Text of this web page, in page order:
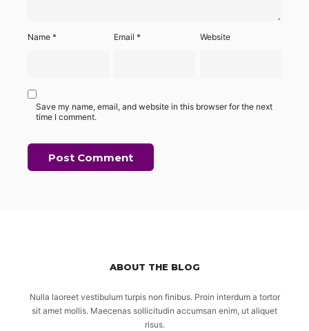
Name * Email* Website
Save my name, email, and website in this browser for the next
time I comment.
ABOUT THE BLOG
Nulla laoreet vestibulum turpis non finibus. Proin interdum a tortor
sit amet mollis. Maecenas sollicitudin accumsan enim, ut aliquet
risus.